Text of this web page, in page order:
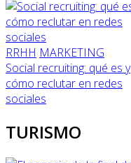
RRHH MARKETING
Social recruiting: qué es y
cómo reclutar en redes
sociales
TURISMO